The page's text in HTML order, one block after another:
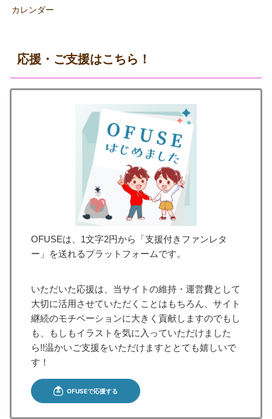
カレンダー
応援・ご支援はこちら！
OFUSEは、1文字2円から「支援付きファンレタ
ー」を送れるプラットフォームです。
いただいた応援は、当サイトの維持・運営費として
大切に活用させていただくことはもちろん、サイト
継続のモチベーションに大きく貢献しますのでもし
も、もしもイラストを気に入っていただけました
ら!!温かいご支援をいただけますととても嬉しいで
す！